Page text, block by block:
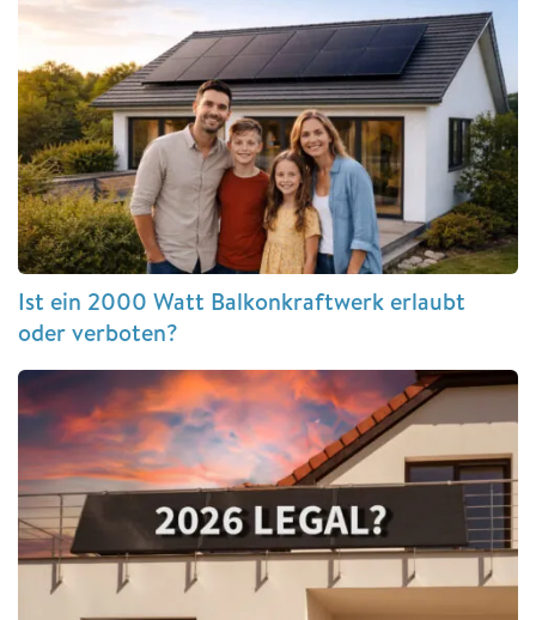
Ist ein 2000 Watt Balkonkraftwerk erlaubt
oder verboten?